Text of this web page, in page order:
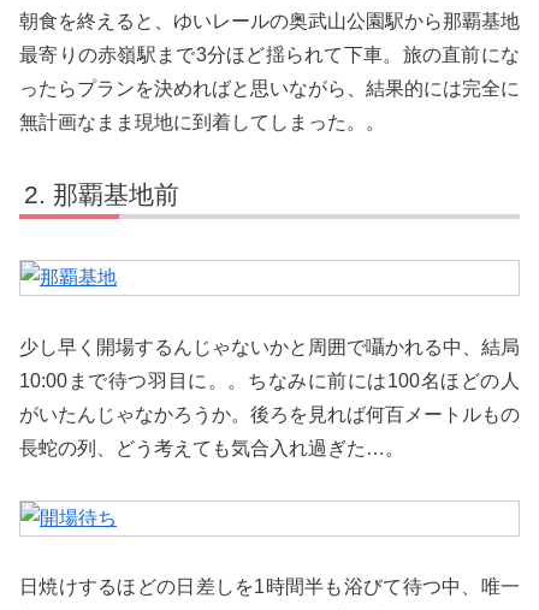
朝食を終えると、ゆいレールの奥武山公園駅から那覇基地
最寄りの赤嶺駅まで3分ほど揺られて下車。旅の直前にな
ったらプランを決めればと思いながら、結果的には完全に
無計画なまま現地に到着してしまった。。
那覇基地前
少し早く開場するんじゃないかと周囲で囁かれる中、結局
10:00まで待つ羽目に。。ちなみに前には100名ほどの人
がいたんじゃなかろうか。後ろを見れば何百メートルもの
長蛇の列、どう考えても気合入れ過ぎた…。
日焼けするほどの日差しを1時間半も浴びて待つ中、唯一